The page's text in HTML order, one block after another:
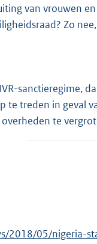
van vrouwen
Zo
sanctieregime,
te treden in geval
te
2018/05/nigeria-